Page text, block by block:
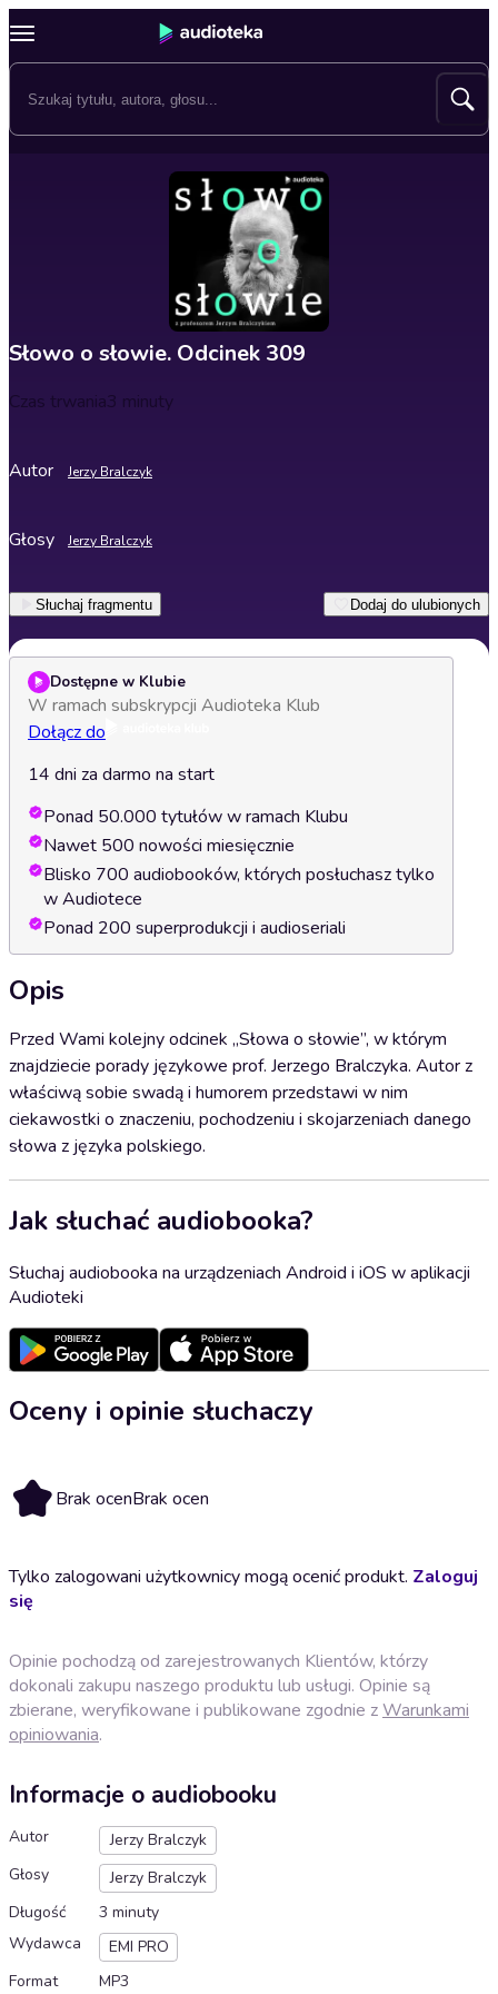
Słowo o słowie. Odcinek 309
Czas trwania3 minuty
Autor Jerzy Bralczyk
Głosy Jerzy Bralczyk
Słuchaj fragmentu Dodaj do ulubionych
Dostępne w Klubie
W ramach subskrypcji Audioteka Klub
Dołącz do
14 dni za darmo na start
Ponad 50.000 tytułów w ramach Klubu
Nawet 500 nowości miesięcznie
Blisko 700 audiobooków, których posłuchasz tylko
w Audiotece
Ponad 200 superprodukcji i audioseriali
Opis
Przed Wami kolejny odcinek „Słowa o słowie”, w którym
znajdziecie porady językowe prof. Jerzego Bralczyka. Autor z
właściwą sobie swadą i humorem przedstawi w nim
ciekawostki o znaczeniu, pochodzeniu i skojarzeniach danego
słowa z języka polskiego.
Jak słuchać audiobooka?
Słuchaj audiobooka na urządzeniach Android i iOS w aplikacji
Audioteki
Oceny i opinie słuchaczy
Brak ocenBrak ocen
Tylko zalogowani użytkownicy mogą ocenić produkt. Zaloguj
się
Opinie pochodzą od zarejestrowanych Klientów, którzy
dokonali zakupu naszego produktu lub usługi. Opinie są
zbierane, weryfikowane i publikowane zgodnie zWarunkami
opiniowania.
Informacje o audiobooku
Autor
Jerzy Bralczyk
Głosy
Jerzy Bralczyk
Długość
3 minuty
Wydawca
EMI PRO
Format
MP3